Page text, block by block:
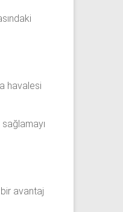
havalesi
bir avantaj